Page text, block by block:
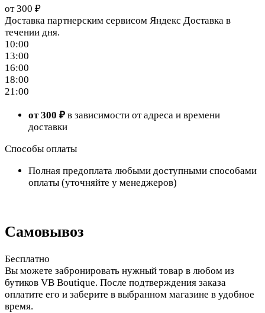
от 300 ₽
Доставка партнерским сервисом Яндекс Доставка в
течении дня.
10:00
13:00
16:00
18:00
21:00
от 300 ₽ в зависимости от адреса и времени
доставки
Способы оплаты
Полная предоплата любыми доступными способами
оплаты (уточняйте у менеджеров)
Самовывоз
Бесплатно
Вы можете забронировать нужный товар в любом из
бутиков VB Boutique. После подтверждения заказа
оплатите его и заберите в выбранном магазине в удобное
время.